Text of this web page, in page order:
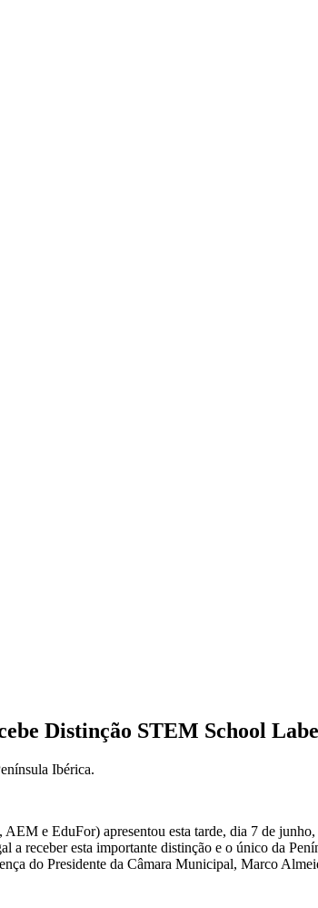
Distinção STEM School
Ibérica.
e EduFor) apresentou esta tarde, dia 7 de
a receber esta importante distinção e o único da
do Presidente da Câmara Municipal, Marco